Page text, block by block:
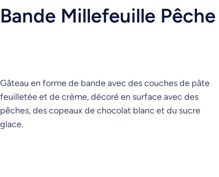
Bande Millefeuille Pêche
Gâteau en forme de bande avec des couches de pâte
feuilletée et de crème, décoré en surface avec des
pêches, des copeaux de chocolat blanc et du sucre
glace.